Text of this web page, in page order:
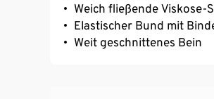
Weich fließende Viskose-
Elastischer Bund mit
Weit geschnittenes Bein